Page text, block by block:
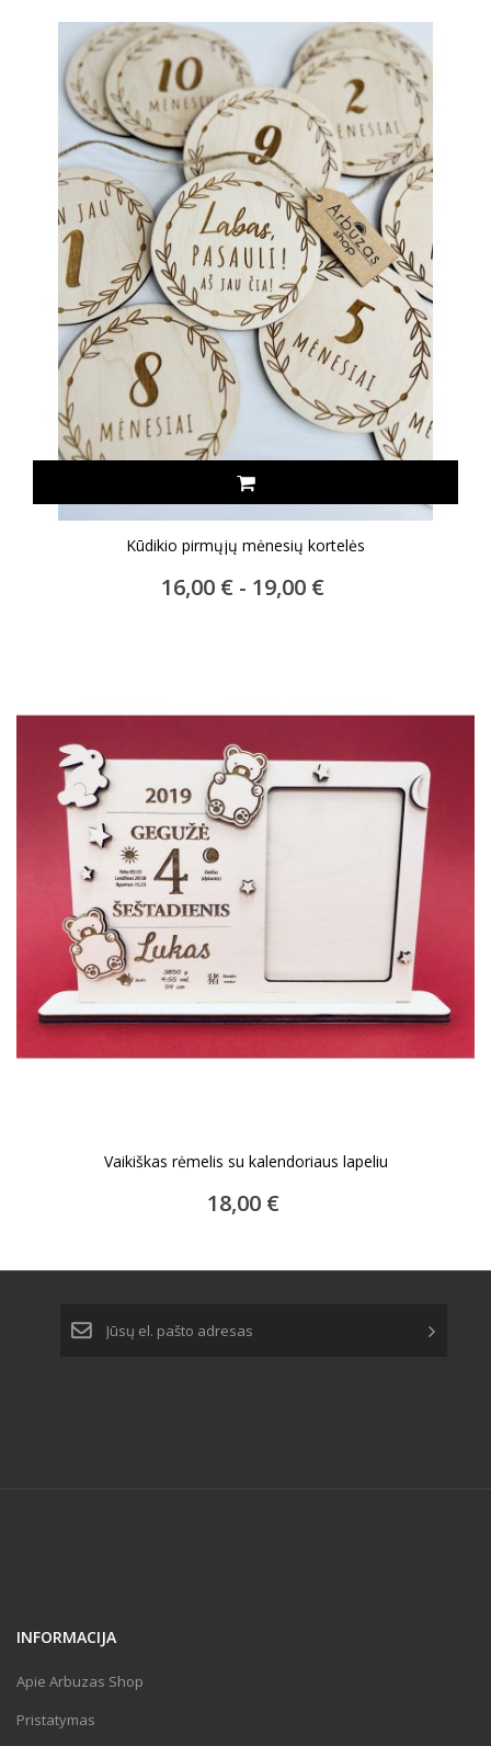
Kūdikio pirmųjų mėnesių kortelės
16,00 € - 19,00 €
Vaikiškas rėmelis su kalendoriaus lapeliu
18,00 €
INFORMACIJA
Apie Arbuzas Shop
Pristatymas